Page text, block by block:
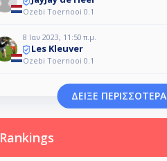
Ozebi Toernooi 0.1
8 Ιαν 2023, 11:50 π.μ.
Les Kleuver
Ozebi Toernooi 0.1
ΔΕΊΞΕ ΠΕΡΙΣΣΌΤΕΡΑ
Rankings